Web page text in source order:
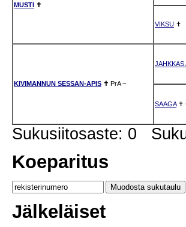
MUSTI ✝
VIKSU ✝
KIVIMANNUN SESSAN-APIS ✝ PrA ~
JAHKKAS
SAAGA✝
Sukusiitosaste: 0
Koeparitus
Jälkeläiset